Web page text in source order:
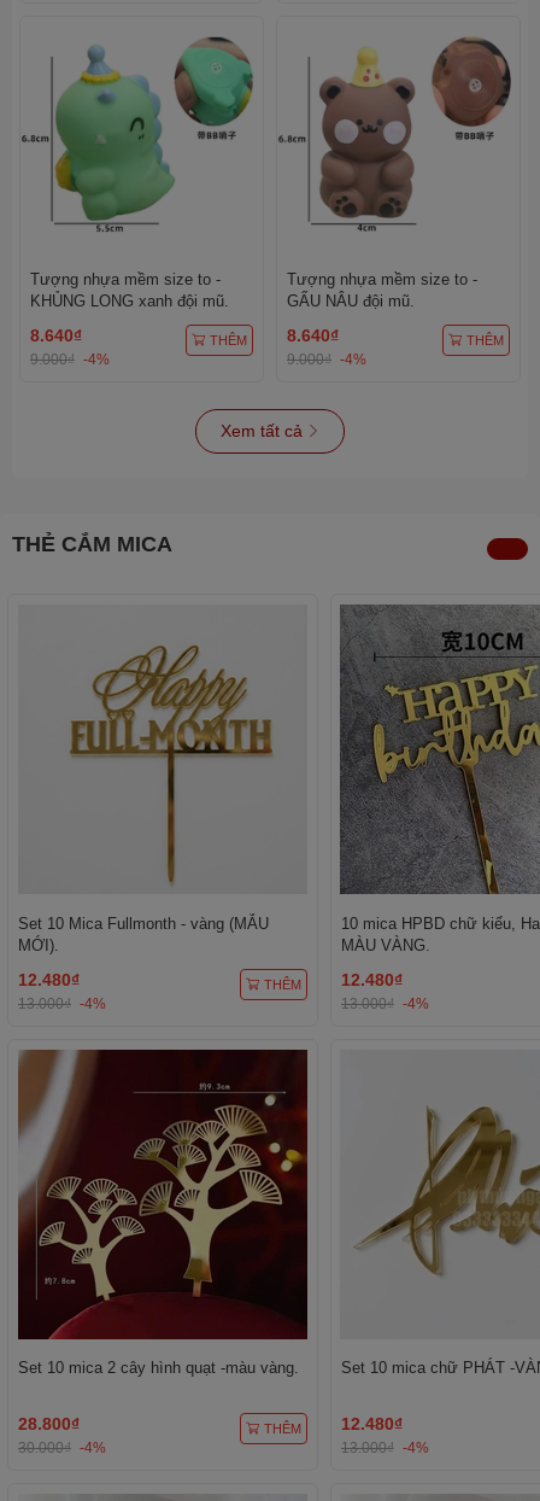
Tượng nhựa mềm size to -
KHỦNG LONG xanh đội mũ.
8.640₫
9.000₫ -4%
THÊM
Tượng nhựa mềm size to -
GẤU NÂU đội mũ.
8.640₫
9.000₫ -4%
THÊM
Xem tất cả
THẺ CẮM MICA
Set 10 Mica Fullmonth - vàng (MẪU
MỚI).
12.480₫
13.000₫ -4%
THÊM
10 mica HPBD chữ kiểu,
MÀU VÀNG.
12.480₫
13.000₫ -4%
Set 10 mica 2 cây hình quạt -màu vàng.
28.800₫
30.000₫ -4%
THÊM
Set 10 mica chữ PHÁT -
12.480₫
13.000₫ -4%